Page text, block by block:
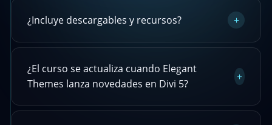
¿Incluye descargables y recursos? +
¿El curso se actualiza cuando Elegant
Themes lanza novedades en Divi 5?
+